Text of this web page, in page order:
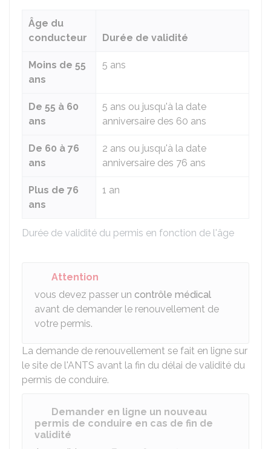
Durée de validité du permis en fonction de l'âge
Âge du
conducteur
Durée de validité
Moins de 55
ans
5 ans
De 55 à 60
ans
5 ans ou jusqu'à la date
anniversaire des 60 ans
De 60 à 76
ans
2 ans ou jusqu'à la date
anniversaire des 76 ans
Plus de 76
ans
1 an
Attention
vous devez passer un contrôle médical
avant de demander le renouvellement de
votre permis.
La demande de renouvellement se fait en ligne sur
le site de l'ANTS avant la fin du délai de validité du
permis de conduire.
Demander en ligne un nouveau
permis de conduire en cas de fin de
validité